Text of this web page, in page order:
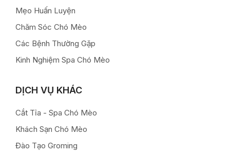
Mẹo Huấn Luyện
Chăm Sóc Chó Mèo
Các Bệnh Thường Gặp
Kinh Nghiệm Spa Chó Mèo
DỊCH VỤ KHÁC
Cắt Tỉa - Spa Chó Mèo
Khách Sạn Chó Mèo
Đào Tạo Groming